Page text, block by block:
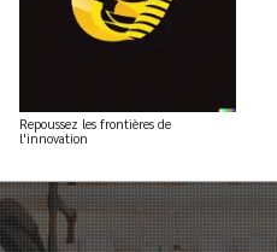
Repoussez les frontières de
l'innovation